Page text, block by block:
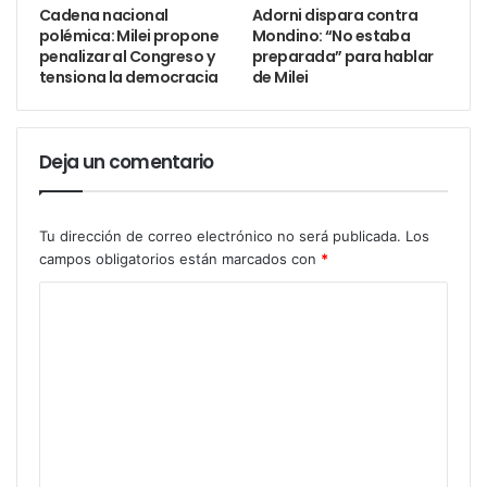
N°15 (300g): entre $3.100 y $5.500
N°12 (200g): entre $2.700 y $3.500
N°10 (110g): entre $1.500 y $2.500
También hay versiones rellenas, con forma de
conejo, ositos o medios huevos con toppings, una
más alto, por el mayor uso de materiales y
elaboración.
Cadena nacional
polémica: Milei propone
penalizar al Congreso y
tensiona la democracia
Adorni dispara contra
Mondino: “No estaba
preparada” para hablar
de Milei
Deja un comentario
Tu dirección de correo electrónico no será publicada. Los
campos obligatorios están marcados con *